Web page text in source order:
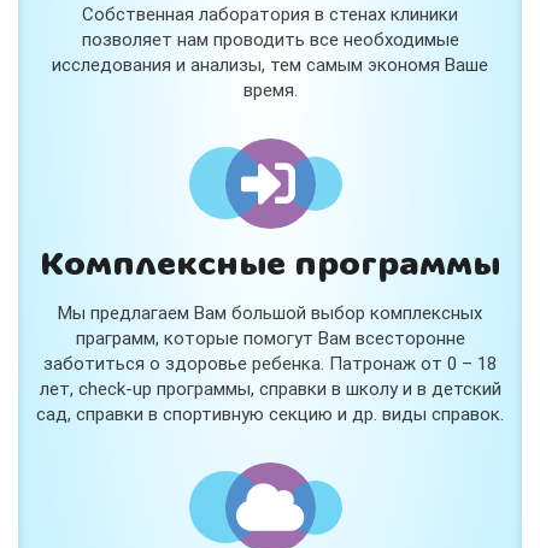
Собственная лаборатория в стенах клиники
позволяет нам проводить все необходимые
исследования и анализы, тем самым экономя Ваше
время.
Комплексные программы
Мы предлагаем Вам большой выбор комплексных
праграмм, которые помогут Вам всесторонне
заботиться о здоровье ребенка. Патронаж от 0 – 18
лет, check-up программы, справки в школу и в детский
сад, справки в спортивную секцию и др. виды справок.
Работает наСтримвуд